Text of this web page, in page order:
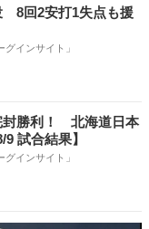
8回2安打1失点も援
インサイト」
封勝利！ 北海道日本
試合結果】
インサイト」